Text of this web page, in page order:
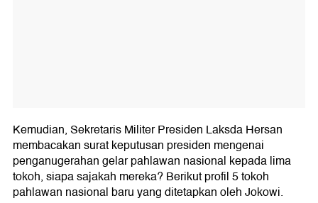
Kemudian, Sekretaris Militer Presiden Laksda Hersan
membacakan surat keputusan presiden mengenai
penganugerahan gelar pahlawan nasional kepada lima
tokoh, siapa sajakah mereka? Berikut profil 5 tokoh
pahlawan nasional baru yang ditetapkan oleh Jokowi.